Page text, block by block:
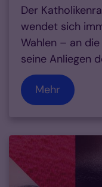
Der
wendet sich
Wahlen – an
seine Anliegen
Mehr